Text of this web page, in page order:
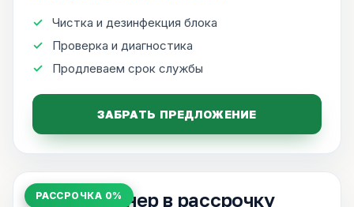
Чистка и дезинфекция блока
Проверка и диагностика
Продлеваем срок службы
ЗАБРАТЬ ПРЕДЛОЖЕНИЕ
РАССРОЧКА 0%
Кондиционер в рассрочку